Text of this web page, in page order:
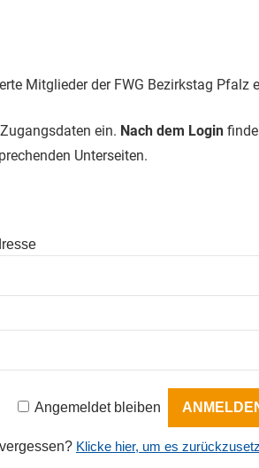
Mitglieder der FWG Bezirkstag Pfalz
ein. Nach dem Login
Unterseiten.
Angemeldet bleiben
Klicke hier, um es